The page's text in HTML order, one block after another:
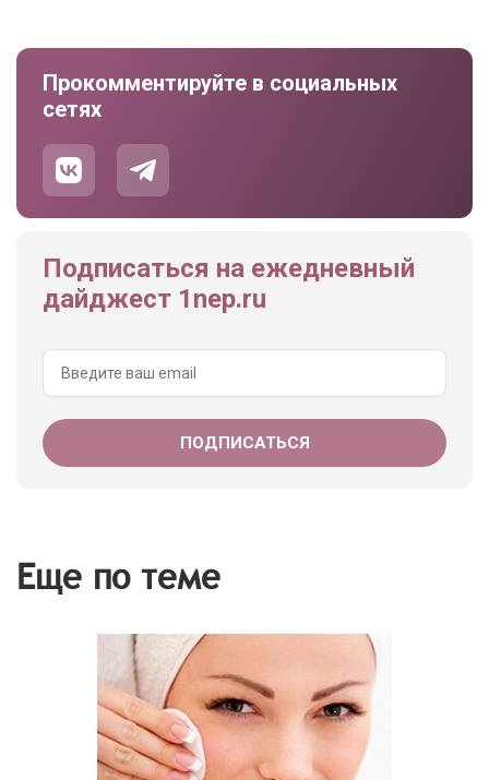
Прокомментируйте в социальных
сетях
Подписаться на ежедневный
дайджест 1nep.ru
Еще по теме